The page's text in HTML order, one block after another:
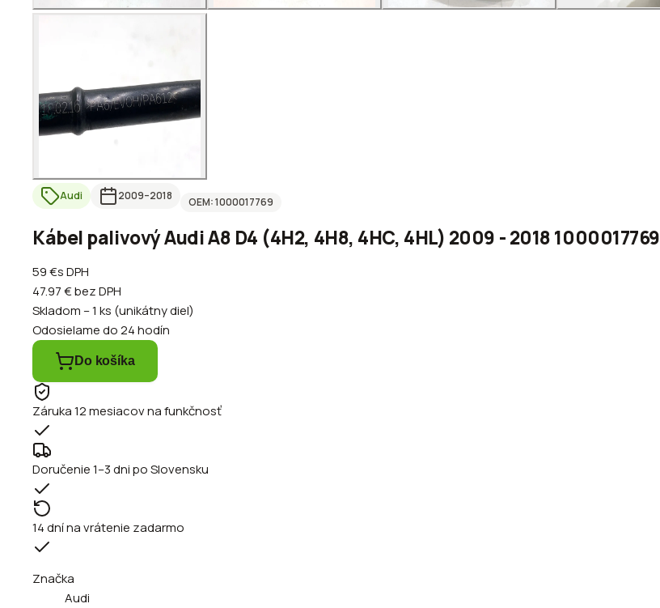
Audi 2009–2018 OEM:1000017769
Kábel palivový Audi A8 D4 (4H2, 4H8, 4HC, 4HL) 2009 - 2018 1000017769
59 €s DPH
47.97 €bez DPH
Skladom – 1 ks (unikátny diel)
Odosielame do 24 hodín
Do košíka
Záruka 12 mesiacov na funkčnosť
Doručenie 1–3 dni po Slovensku
14 dní na vrátenie zadarmo
Značka
Audi